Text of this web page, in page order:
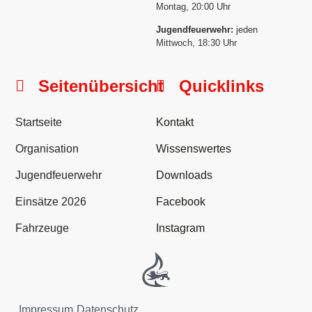
Montag, 20:00 Uhr
Jugendfeuerwehr: jeden
Mittwoch, 18:30 Uhr
Seitenübersicht
Startseite
Organisation
Jugendfeuerwehr
Einsätze 2026
Fahrzeuge
Quicklinks
Kontakt
Wissenswertes
Downloads
Facebook
Instagram
Impressum Datenschutz